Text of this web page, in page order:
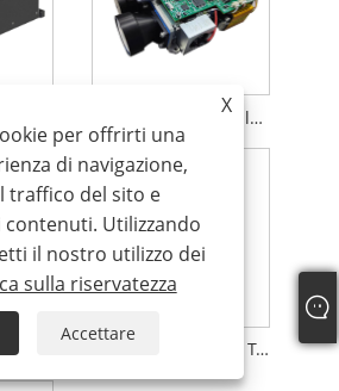
Designatore target laser da 160mj 1064nm
25mj Designator di Target Laser Military (Ltd) Wiht LRF
X
per offrirti una
di navigazione,
traffico del sito e
contenuti. Utilizzando
il ​​nostro utilizzo dei
sulla riservatezza
Accettare